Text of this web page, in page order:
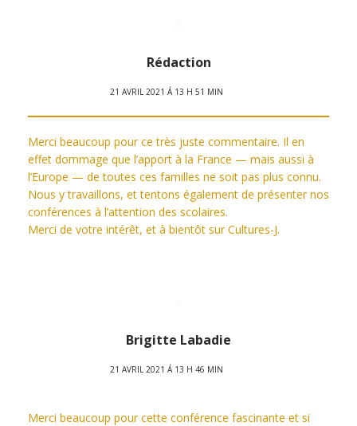
Rédaction
21 AVRIL 2021 Á 13 H 51 MIN
Merci beaucoup pour ce très juste commentaire. Il en
effet dommage que l’apport à la France — mais aussi à
l’Europe — de toutes ces familles ne soit pas plus connu.
Nous y travaillons, et tentons également de présenter nos
conférences à l’attention des scolaires.
Merci de votre intérêt, et à bientôt sur Cultures-J.
Brigitte Labadie
21 AVRIL 2021 Á 13 H 46 MIN
Merci beaucoup pour cette conférence fascinante et si